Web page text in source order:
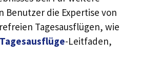
Benutzer die Expertise von
Tagesausflügen, wie
-Leitfaden,